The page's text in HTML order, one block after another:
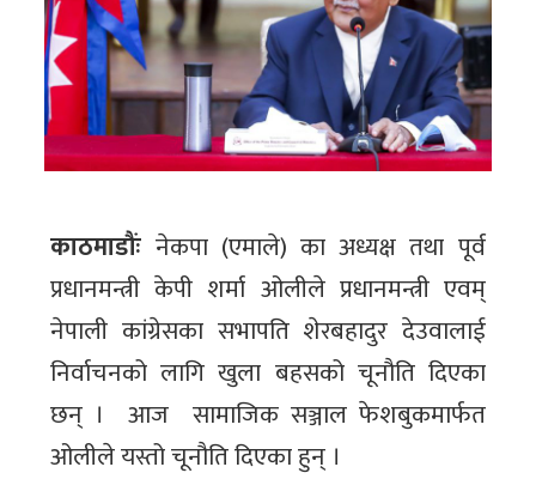
काठमाडौंः नेकपा (एमाले) का अध्यक्ष तथा पूर्व
प्रधानमन्त्री केपी शर्मा ओलीले प्रधानमन्त्री एवम्
नेपाली कांग्रेसका सभापति शेरबहादुर देउवालाई
निर्वाचनको लागि खुला बहसको चूनौति दिएका
छन् । आज सामाजिक सञ्जाल फेशबुकमार्फत
ओलीले यस्तो चूनौति दिएका हुन् ।